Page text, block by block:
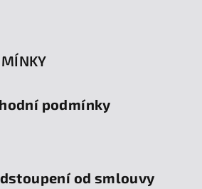
podmínky
od smlouvy